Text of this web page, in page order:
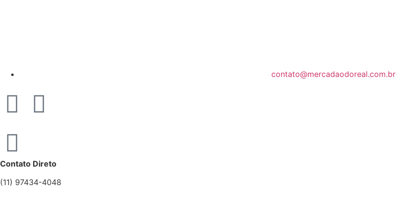
contato@mercadaodoreal.com.br
Contato Direto
(11) 97434-4048